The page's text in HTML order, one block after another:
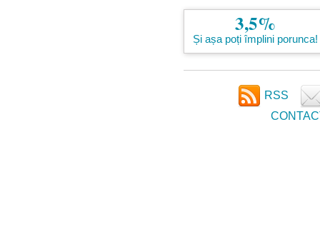
3,5%
Și așa poți împlini porunca!
RSS